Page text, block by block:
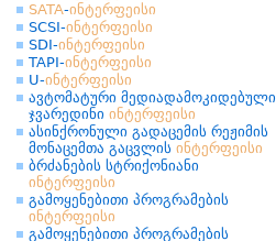
SATA-ინტერფეისი
SCSI-ინტერფეისი
SDI-ინტერფეისი
TAPI-ინტერფეისი
U-ინტერფეისი
ავტომატური მედიადამოკიდებული
ჯვარედინი ინტერფეისი
ასინქრონული გადაცემის რეჟიმის
მონაცემთა გაცვლის ინტერფეისი
ბრძანების სტრიქონიანი
ინტერფეისი
გამოყენებითი პროგრამების
ინტერფეისი
გამოყენებითი პროგრამების